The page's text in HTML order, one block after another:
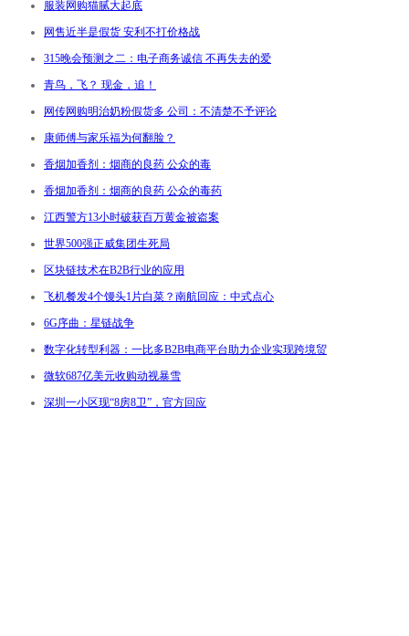
服装网购猫腻大起底
网售近半是假货 安利不打价格战
315晚会预测之二：电子商务诚信 不再失去的爱
青鸟，飞？ 现金，追！
网传网购明治奶粉假货多 公司：不清楚不予评论
康师傅与家乐福为何翻脸？
香烟加香剂：烟商的良药 公众的毒
香烟加香剂：烟商的良药 公众的毒药
江西警方13小时破获百万黄金被盗案
世界500强正威集团生死局
区块链技术在B2B行业的应用
飞机餐发4个馒头1片白菜？南航回应：中式点心
6G序曲：星链战争
数字化转型利器：一比多B2B电商平台助力企业实现跨境贸
微软687亿美元收购动视暴雪
深圳一小区现“8房8卫”，官方回应